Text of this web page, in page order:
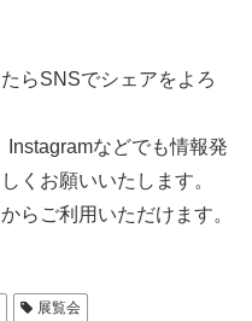
らSNSでシェアをよろ
Instagramなどでも情報発
くお願いいたします。
らご利用いただけます。
展覧会